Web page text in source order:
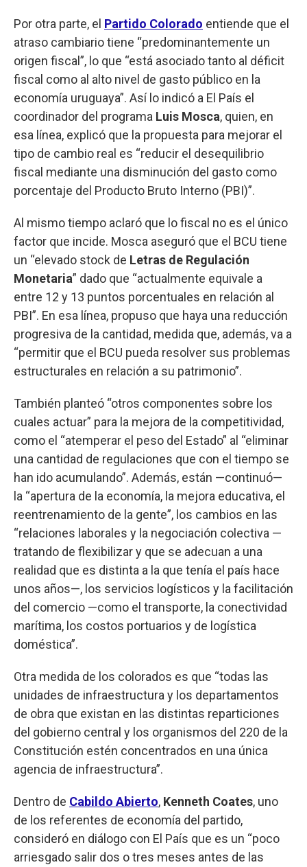
Por otra parte, el Partido Colorado entiende que el
atraso cambiario tiene “predominantemente un
origen fiscal”, lo que “está asociado tanto al déficit
fiscal como al alto nivel de gasto público en la
economía uruguaya”. Así lo indicó a El País el
coordinador del programa Luis Mosca, quien, en
esa línea, explicó que la propuesta para mejorar el
tipo de cambio real es “reducir el desequilibrio
fiscal mediante una disminución del gasto como
porcentaje del Producto Bruto Interno (PBI)”.
Al mismo tiempo aclaró que lo fiscal no es el único
factor que incide. Mosca aseguró que el BCU tiene
un “elevado stock de Letras de Regulación
Monetaria” dado que “actualmente equivale a
entre 12 y 13 puntos porcentuales en relación al
PBI”. En esa línea, propuso que haya una reducción
progresiva de la cantidad, medida que, además, va a
“permitir que el BCU pueda resolver sus problemas
estructurales en relación a su patrimonio”.
También planteó “otros componentes sobre los
cuales actuar” para la mejora de la competitividad,
como el “atemperar el peso del Estado” al “eliminar
una cantidad de regulaciones que con el tiempo se
han ido acumulando”. Además, están —continuó—
la “apertura de la economía, la mejora educativa, el
reentrenamiento de la gente”, los cambios en las
“relaciones laborales y la negociación colectiva —
tratando de flexibilizar y que se adecuan a una
realidad que es distinta a la que tenía el país hace
unos años—, los servicios logísticos y la facilitación
del comercio —como el transporte, la conectividad
marítima, los costos portuarios y de logística
doméstica”.
Otra medida de los colorados es que “todas las
unidades de infraestructura y los departamentos
de obra que existan en las distintas reparticiones
del gobierno central y los organismos del 220 de la
Constitución estén concentrados en una única
agencia de infraestructura”.
Dentro de Cabildo Abierto, Kenneth Coates, uno
de los referentes de economía del partido,
consideró en diálogo con El País que es un “poco
arriesgado salir dos o tres meses antes de las